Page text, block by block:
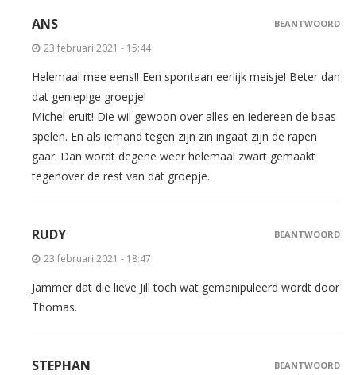
ANS
23 februari 2021 - 15:44
Helemaal mee eens!! Een spontaan eerlijk meisje! Beter dan
dat geniepige groepje!
Michel eruit! Die wil gewoon over alles en iedereen de baas
spelen. En als iemand tegen zijn zin ingaat zijn de rapen
gaar. Dan wordt degene weer helemaal zwart gemaakt
tegenover de rest van dat groepje.
BEANTWOORD
RUDY
23 februari 2021 - 18:47
Jammer dat die lieve Jill toch wat gemanipuleerd wordt door
Thomas.
BEANTWOORD
STEPHAN BEANTWOORD